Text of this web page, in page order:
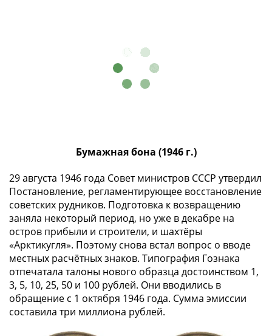
1605)
Фёдор
Иванович
(1584-­
1598)
Иван
Грозный
(1533-
Бумажная бона (1946 г.)
29 августа 1946 года Совет министров СССР утвердил
Постановление, регламентирующее восстановление
советских рудников. Подготовка к возвращению
заняла некоторый период, но уже в декабре на
остров прибыли и строители, и шахтёры
«Арктикугля». Поэтому снова встал вопрос о вводе
местных расчётных знаков. Типография Гознака
отпечатала талоны нового образца достоинством 1,
3, 5, 10, 25, 50 и 100 рублей. Они вводились в
обращение с 1 октября 1946 года. Сумма эмиссии
составила три миллиона рублей.